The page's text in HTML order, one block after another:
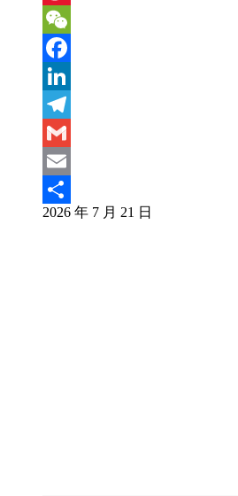
Sina
Weibo
WeChat
Facebook
LinkedIn
Telegram
Gmail
Email
分
2026 年 7 月 21 日